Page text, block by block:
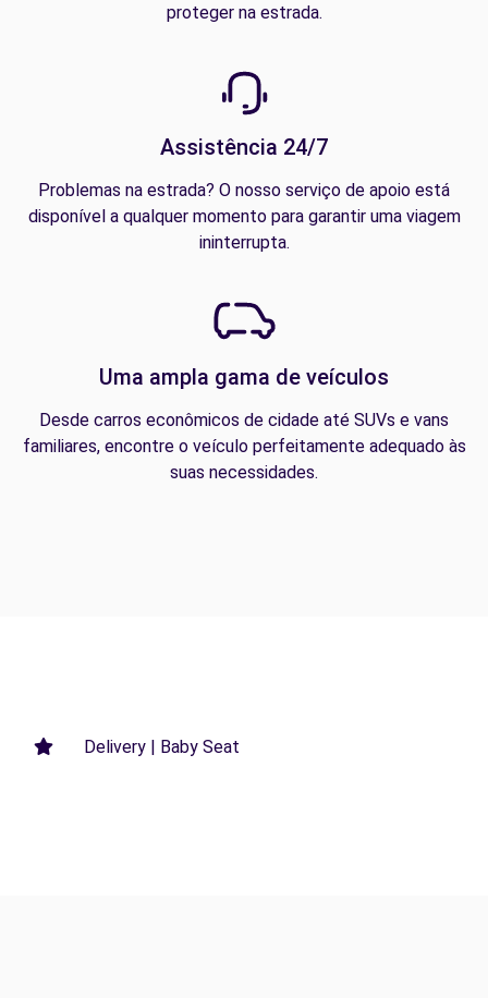
proteger na estrada.
Assistência 24/7
Problemas na estrada? O nosso serviço de apoio está
disponível a qualquer momento para garantir uma viagem
ininterrupta.
Uma ampla gama de veículos
Desde carros econômicos de cidade até SUVs e vans
familiares, encontre o veículo perfeitamente adequado às
suas necessidades.
Delivery | Baby Seat